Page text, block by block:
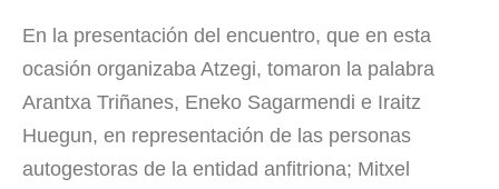
En la presentación del encuentro, que en esta
ocasión organizaba Atzegi, tomaron la palabra
Arantxa Triñanes, Eneko Sagarmendi e Iraitz
Huegun, en representación de las personas
autogestoras de la entidad anfitriona; Mitxel